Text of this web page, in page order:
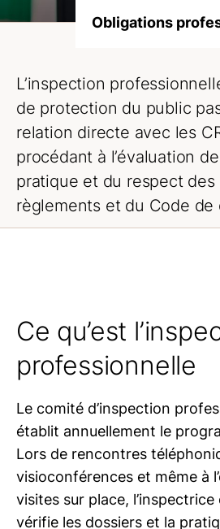
Obligations
Lignes
Obligations
Formation
Fournisseurs
préapprouvées
Inspection
Assurance
L’inspection
de protection du public
relation directe avec les
procédant à l’évaluation
pratique et du respect des
règlements et du Code de
Ce qu’est
professionnelle
Le comité d’inspection
établit annuellement le
Lors de rencontres
visioconférences et même à
visites sur place, l’inspectrice
vérifie les dossiers et la